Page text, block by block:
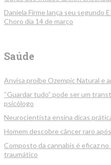
Daniela Firme lança seu segundo
Choro dia 14 de março
Saúde
Anvisa proíbe Ozempic Natural e
“Guardar tudo” pode ser um
psicólogo
Neurocientista ensina dicas
Homem descobre câncer raro
Composto da cannabis é eficaz
traumático